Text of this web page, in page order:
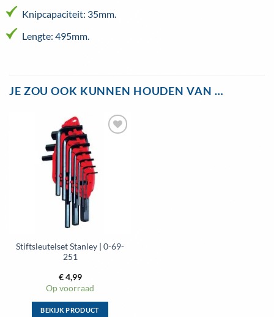
Knipcapaciteit: 35mm.
Lengte: 495mm.
JE ZOU OOK KUNNEN HOUDEN VAN …
Toevoegen
wenslijst
Stiftsleutelset Stanley | 0-69-
251
€4,99
Op voorraad
BEKIJK PRODUCT